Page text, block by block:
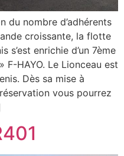
du nombre d’adhérents
croissante, la flotte
s’est enrichie d’un 7ème
F-HAYO. Le Lionceau est
Dès sa mise à
vous pourrez